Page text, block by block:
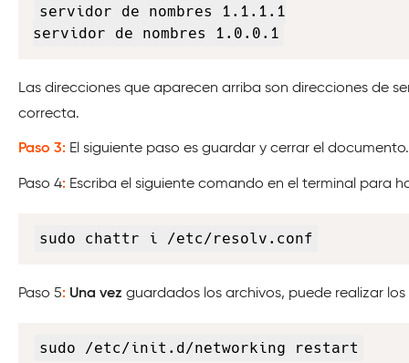
servidor de nombres 1.1.1.1
servidor de nombres 1.0.0.1
Las direcciones que aparecen arriba son direcciones de
correcta.
Paso 3: El siguiente paso es guardar y cerrar el
Paso 4: Escriba el siguiente comando en el terminal para
sudo chattr i /etc/resolv.conf
Paso 5: Una vez guardados los archivos, puede realizar
sudo /etc/init.d/networking restart